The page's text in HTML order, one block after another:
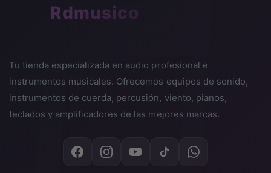
Rdmusico
Tu tienda especializada en audio profesional e
instrumentos musicales. Ofrecemos equipos de sonido,
instrumentos de cuerda, percusión, viento, pianos,
teclados y amplificadores de las mejores marcas.